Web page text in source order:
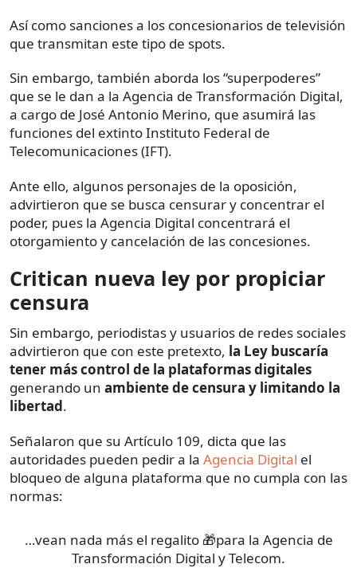
Así como sanciones a los concesionarios de televisión
que transmitan este tipo de spots.
Sin embargo, también aborda los “superpoderes”
que se le dan a la Agencia de Transformación Digital,
a cargo de José Antonio Merino, que asumirá las
funciones del extinto Instituto Federal de
Telecomunicaciones (IFT).
Ante ello, algunos personajes de la oposición,
advirtieron que se busca censurar y concentrar el
poder, pues la Agencia Digital concentrará el
otorgamiento y cancelación de las concesiones.
Critican nueva ley por propiciar
censura
Sin embargo, periodistas y usuarios de redes sociales
advirtieron que con este pretexto, la Ley buscaría
tener más control de la plataformas digitales
generando un ambiente de censura y limitando la
libertad.
Señalaron que su Artículo 109, dicta que las
autoridades pueden pedir a la Agencia Digital el
bloqueo de alguna plataforma que no cumpla con las
normas:
…vean nada más el regalito 🎁para la Agencia de
Transformación Digital y Telecom.